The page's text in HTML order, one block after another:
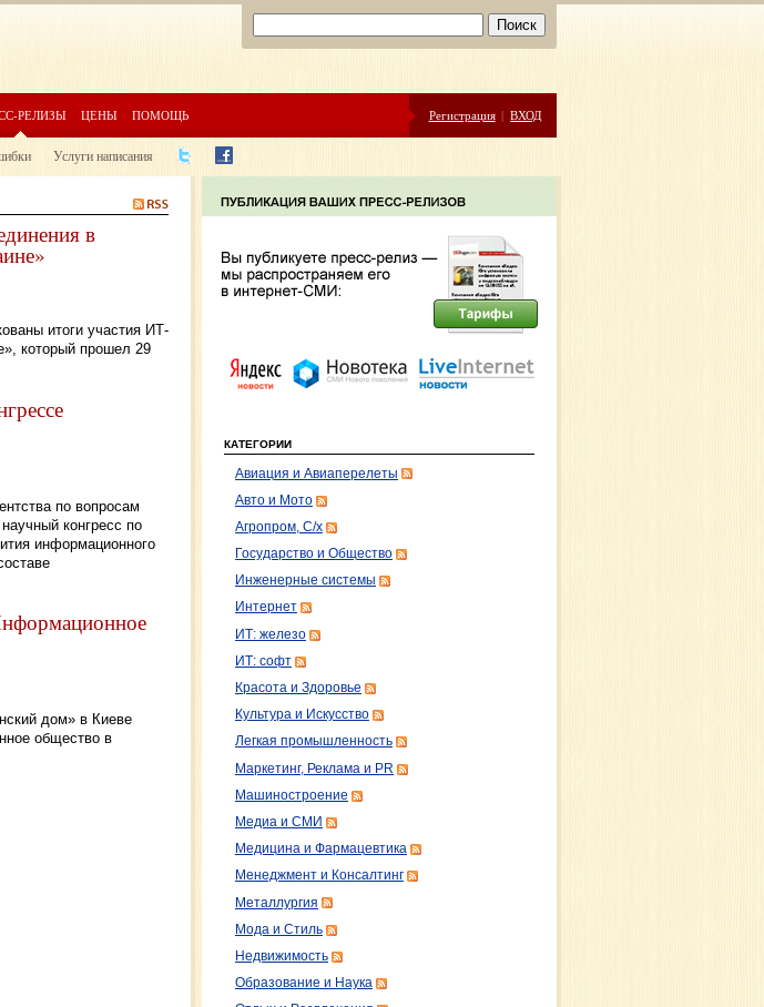
РЕЛИЗЫ ЦЕНЫ ПОМОЩЬ Регистрация | ВХОД
Услуги написания
в
итоги участия ИТ-
который прошел 29
по вопросам
конгресс по
информационного
дом» в Киеве
общество в
КАТЕГОРИИ
Авиация и Авиаперелеты
Авто и Мото
Агропром, С/х
Государство и Общество
Инженерные системы
Интернет
ИТ: железо
ИТ: софт
Красота и Здоровье
Культура и Искусство
Легкая промышленность
Маркетинг, Реклама и PR
Машиностроение
Медиа и СМИ
Медицина и Фармацевтика
Менеджмент и Консалтинг
Металлургия
Мода и Стиль
Недвижимость
Образование и Наука